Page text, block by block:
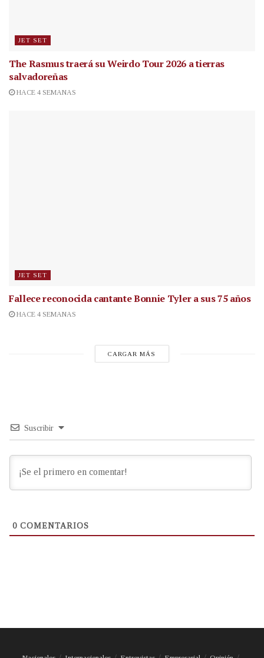
JET SET
The Rasmus traerá su Weirdo Tour 2026 a tierras
salvadoreñas
HACE 4 SEMANAS
JET SET
Fallece reconocida cantanteBonnie Tyler a sus 75 años
HACE 4 SEMANAS
CARGAR MÁS
Suscribir
0 COMENTARIOS